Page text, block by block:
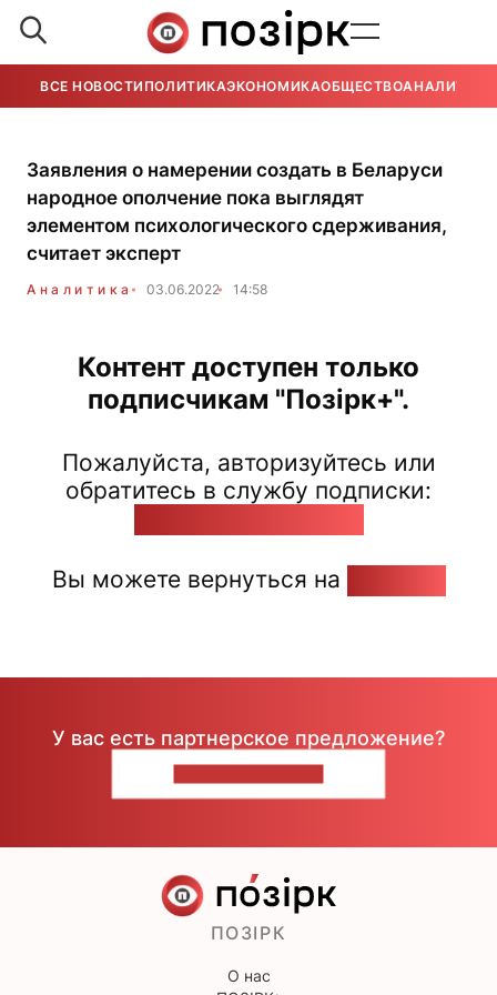
ВСЕ НОВОСТИ ПОЛИТИКАЭКОНОМИКАОБЩЕСТВОАНАЛИТИКА
Заявления о намерении создать в Беларуси
народное ополчение пока выглядят
элементом психологического сдерживания,
считает эксперт
Аналитика 03.06.2022 14:58
Контент доступен только
подписчикам "Позірк+".
Пожалуйста, авторизуйтесь или
обратитесь в службу подписки:
Вы можете вернуться на
У вас есть партнерское предложение?
ПОЗІРК
О нас